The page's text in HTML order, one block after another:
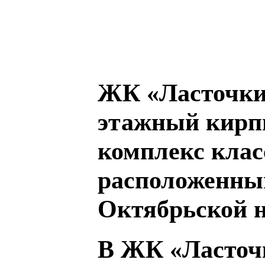
ЖК
этажный
комплекс
Октябрьской
В ЖК